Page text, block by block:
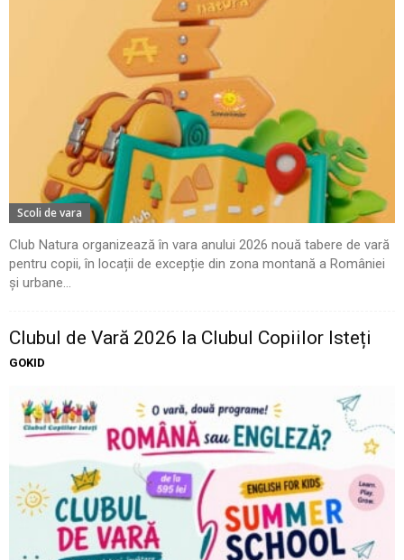
Scoli de vara
Club Natura organizează în vara anului 2026 nouă tabere de vară
pentru copii, în locații de excepție din zona montană a României
și urbane...
Clubul de Vară 2026 la Clubul Copiilor Isteți
GOKID